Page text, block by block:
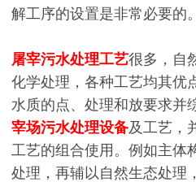
解工序的设置是非常必要的。
屠宰污水处理工艺很多，自
化学处理，各种工艺均其优
水质的点、处理和放要求并
宰场污水处理设备及工艺，
工艺的组合使用。例如主体
处理，再辅以自然生态处理